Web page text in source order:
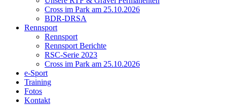
Cross im Park am 25.10.2026
BDR-DRSA
Rennsport
Rennsport
Rennsport Berichte
RSC-Serie 2023
Cross im Park am 25.10.2026
e-Sport
Training
Fotos
Kontakt